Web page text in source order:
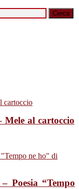
Mele al cartoccio
Poesia “Tempo